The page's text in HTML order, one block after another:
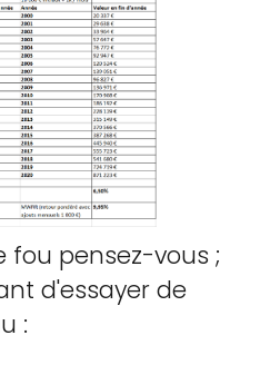
fou pensez-vous ;
d'essayer de
: